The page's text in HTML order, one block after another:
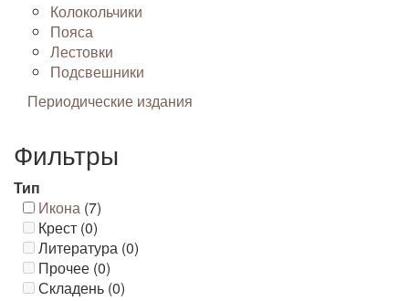
Колокольчики
Пояса
Лестовки
Подсвешники
Периодические издания
Фильтры
Тип
Икона (7)
Крест (0)
Литература (0)
Прочее (0)
Складень (0)